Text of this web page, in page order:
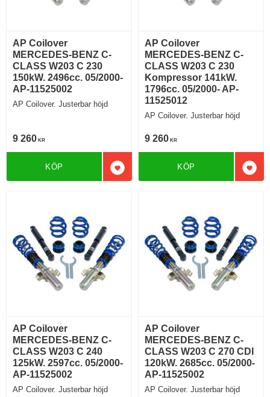
AP Coilover
MERCEDES-BENZ C-
CLASS W203 C 230
150kW. 2496cc. 05/2000-
AP-11525002
AP Coilover. Justerbar höjd
9 260 KR
Lägg till i favoriter
KÖP
AP Coilover
MERCEDES-BENZ C-
CLASS W203 C 230
Kompressor 141kW.
1796cc. 05/2000- AP-
11525012
AP Coilover. Justerbar höjd
9 260 KR
KÖP
AP Coilover
MERCEDES-BENZ C-
CLASS W203 C 240
125kW. 2597cc. 05/2000-
AP-11525002
AP Coilover. Justerbar höjd
AP Coilover
MERCEDES-BENZ C-
CLASS W203 C 270 CDI
120kW. 2685cc. 05/2000-
AP-11525002
AP Coilover. Justerbar höjd